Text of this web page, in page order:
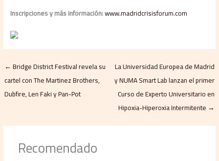
Inscripciones y más información:www.madridcrisisforum.com
←Bridge District Festival revela su
cartel con The Martinez Brothers,
Dubfire, Len Faki y Pan-Pot
La Universidad Europea de Madrid
y NUMA Smart Lab lanzan el primer
Curso de Experto Universitario en
Hipoxia-Hiperoxia Intermitente →
Recomendado